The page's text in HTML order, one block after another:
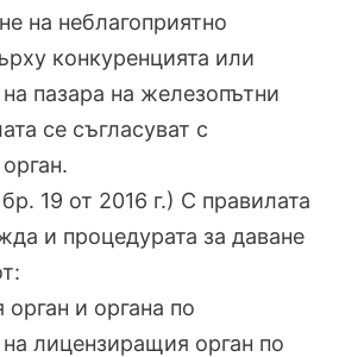
на неблагоприятно
конкуренцията или
пазара на железопътни
се съгласуват с
19 от 2016 г.) С правилата
и процедурата за даване
орган и органа по
на лицензиращия орган по